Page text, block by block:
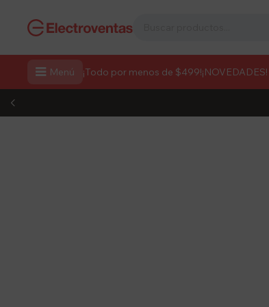
 Menú ¡Todo por menos de $499!¡NOVEDADES!